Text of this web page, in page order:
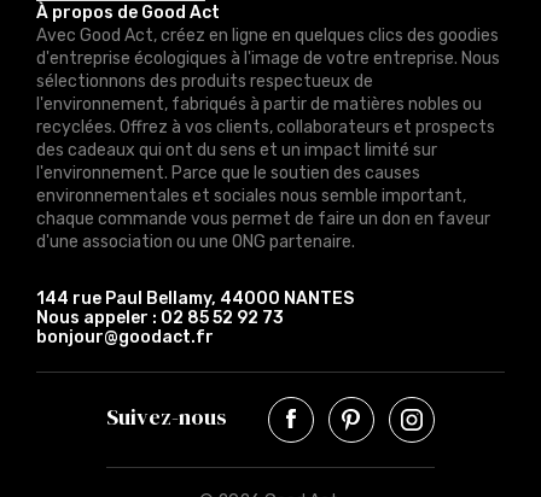
À propos de Good Act
Avec Good Act, créez en ligne en quelques clics des goodies
d'entreprise écologiques à l'image de votre entreprise. Nous
sélectionnons des produits respectueux de
l'environnement, fabriqués à partir de matières nobles ou
recyclées. Offrez à vos clients, collaborateurs et prospects
des cadeaux qui ont du sens et un impact limité sur
l'environnement. Parce que le soutien des causes
environnementales et sociales nous semble important,
chaque commande vous permet de faire un don en faveur
d'une association ou une ONG partenaire.
144 rue Paul Bellamy, 44000 NANTES
Nous appeler : 02 85 52 92 73
bonjour@goodact.fr
Suivez-nous